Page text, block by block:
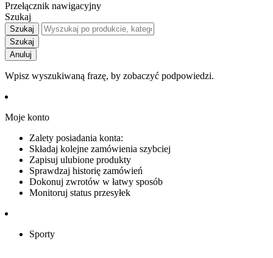
Przełącznik nawigacyjny
Szukaj
Szukaj
Szukaj
Anuluj
Wpisz wyszukiwaną frazę, by zobaczyć podpowiedzi.
Moje konto
Zalety posiadania konta:
Składaj kolejne zamówienia szybciej
Zapisuj ulubione produkty
Sprawdzaj historię zamówień
Dokonuj zwrotów w łatwy sposób
Monitoruj status przesyłek
Sporty